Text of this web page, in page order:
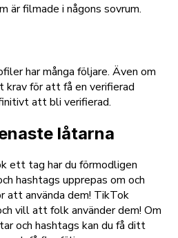
är filmade i någons sovrum.
har många följare. Även om
för att få en verifierad
att bli verifierad.
låtarna
ett tag har du förmodligen
hashtags upprepas om och
att använda dem! TikTok
vill att folk använder dem! Om
och hashtags kan du få ditt